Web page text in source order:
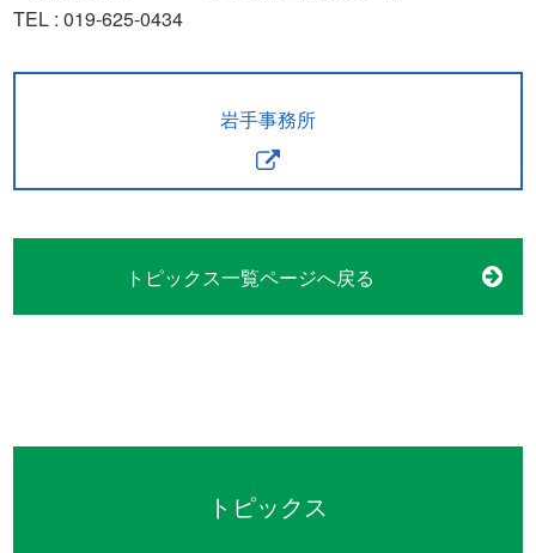
TEL : 019-625-0434
岩手事務所
トピックス一覧ページへ戻る
トピックス